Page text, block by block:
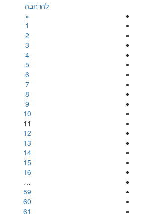
להרחבה
«
1
2
3
4
5
6
7
8
9
10
11
12
13
14
15
16
…
59
60
61